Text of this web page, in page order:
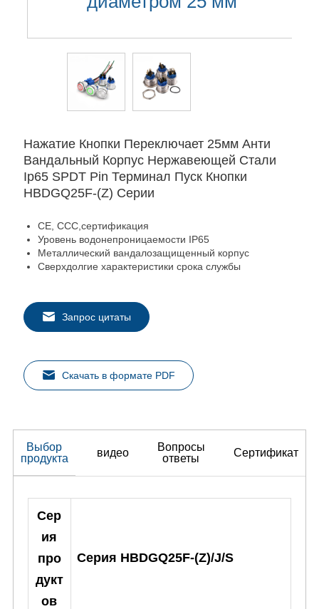
Нажатие Кнопки Переключает 25мм Анти
Вандальный Корпус Нержавеющей Стали
Ip65 SPDT Pin Терминал Пуск Кнопки
HBDGQ25F-(Z) Серии
CE, CCC,сертификация
Уровень водонепроницаемости IP65
Металлический вандалозащищенный корпус
Сверхдолгие характеристики срока службы
Запрос цитаты
Скачать в формате PDF
Выбор
продукта
видео
Вопросы
ответы
Сертификат
Сер
ия
про
дукт
ов
Серия HBDGQ25F-(Z)/J/S